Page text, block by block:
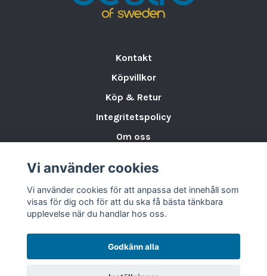
Kontakt
Köpvillkor
Köp & Retur
Integritetspolicy
Om oss
Varumärken & Partners
BLOGG
Vi använder cookies
Vi använder cookies för att anpassa det innehåll som
visas för dig och för att du ska få bästa tänkbara
upplevelse när du handlar hos oss.
Godkänn alla